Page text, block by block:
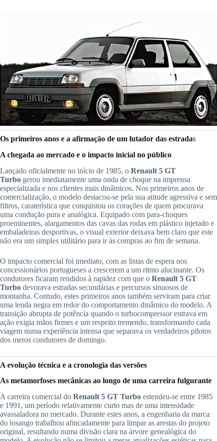
Os primeiros anos e a afirmação de um lutador das estradas
A chegada ao mercado e o impacto inicial no público
Lançado oficialmente no início de 1985, o Renault 5 GT
Turbo gerou imediatamente uma onda de choque na imprensa
especializada e nos clientes mais dinâmicos. Nos primeiros anos de
comercialização, o modelo destacou-se pela sua atitude agressiva e sem
filtros, caraterística que conquistou os corações de quem procurava
uma condução pura e analógica. Equipado com para-choques
proeminentes, alargamentos das cavas das rodas em plástico injetado e
embaladeiras desportivas, o visual exterior deixava bem claro que este
não era um simples utilitário para ir às compras ao fim de semana.
O impacto comercial foi imediato, com as listas de espera nos
concessionários portugueses a crescerem a um ritmo alucinante. Os
condutores ficaram rendidos à rapidez com que o Renault 5 GT
Turbo devorava estradas secundárias e percursos sinuosos de
montanha. Contudo, estes primeiros anos também serviram para criar
uma lenda negra em redor do comportamento dinâmico do modelo. A
transição abrupta de potência quando o turbocompressor entrava em
ação exigia mãos firmes e um respeito tremendo, transformando cada
viagem numa experiência intensa que separava os verdadeiros pilotos
dos meros condutores de domingo.
A evolução técnica e a cronologia das versões
As metamorfoses mecânicas ao longo de uma carreira fulgurante
A carreira comercial do Renault 5 GT Turbo estendeu-se entre 1985
e 1991, um período relativamente curto mas de uma intensidade
avassaladora no mercado. Durante estes anos, a engenharia da marca
do losango trabalhou afincadamente para limpar as arestas do projeto
original, resultando numa divisão clara na árvore genealógica do